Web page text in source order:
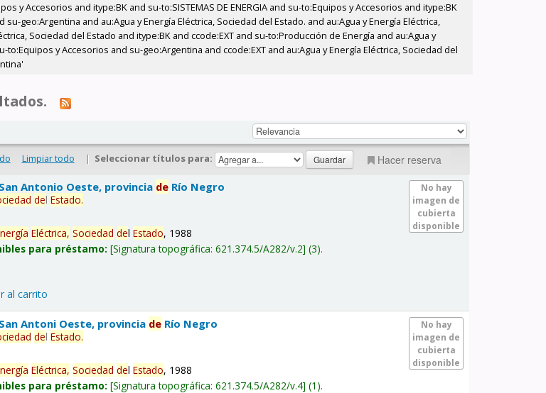
y Accesorios and itype:BK and su-to:SISTEMAS DE ENERGIA and su-to:Equipos y Accesorios and itype:BK
geo:Argentina and au:Agua y Energía Eléctrica, Sociedad del Estado. and au:Agua y Energía Eléctrica,
Sociedad del Estado and itype:BK and ccode:EXT and su-to:Producción de Energía and au:Agua y
y Accesorios and su-geo:Argentina and ccode:EXT and au:Agua y Energía Eléctrica, Sociedad del
Limpiar todo | Seleccionar títulos para: Hacer reserva
No hay
imagen de
cubierta
disponible
Antonio Oeste, provincia de Río Negro
delEstado.
Eléctrica, Sociedad delEstado, 1988
para préstamo: Signatura topográfica:621.374.5/A282/v.2 (3).
al carrito
No hay
imagen de
cubierta
disponible
Antoni Oeste, provincia de Río Negro
delEstado.
Eléctrica, Sociedad delEstado, 1988
para préstamo: Signatura topográfica:621.374.5/A282/v.4 (1).